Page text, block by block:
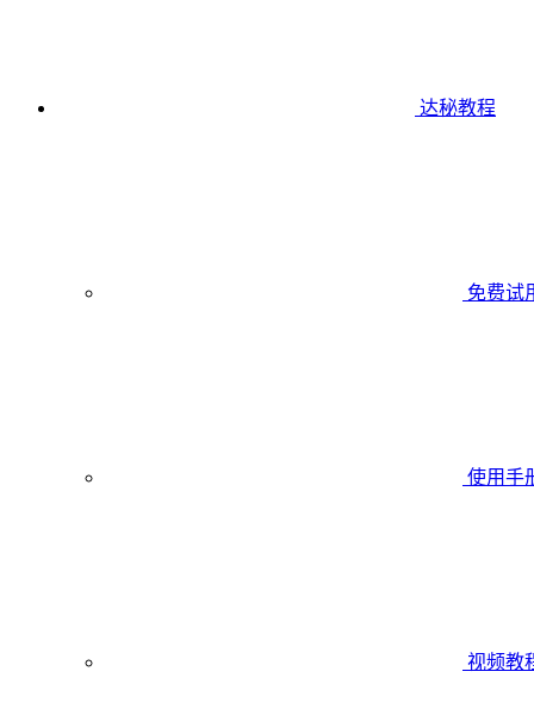
达秘教程
免费试
使用手
视频教